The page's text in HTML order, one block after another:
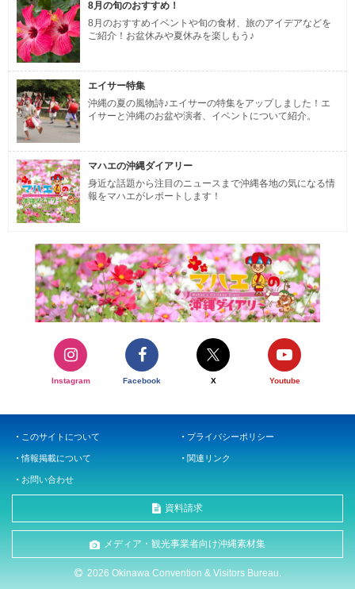
8月の旬のおすすめ！
8月のおすすめイベントや旬の食材、旅のアイデアなどを
ご紹介！お盆休みや夏休みを楽しもう♪
エイサー特集
沖縄の夏の風物詩♪エイサーの特集をアップしました！エ
イサーと沖縄のお盆や演者、イベントについて紹介。
マハエの沖縄ダイアリー
身近な話題から注目のニュースまで沖縄各地の気になる情
報をマハエがレポートします！
Instagram Facebook X Youtube
このサイトについて プライバシーポリシー
情報掲載について 関連リンク
お問い合わせ
資料請求
メディア・観光事業者向け沖縄素材集
2026 Okinawa Convention & Visitors Bureau.